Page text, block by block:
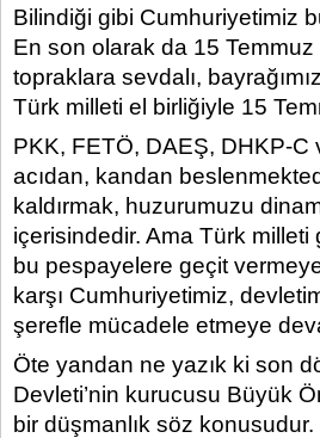
Bilindiği gibi Cumhuriyetimiz
En son olarak da 15 Temmuz
topraklara sevdalı,
Türk milleti el birliğiyle 15
PKK, FETÖ, DAEŞ, DHKP-C
acıdan, kandan
kaldırmak, huzurumuzu
içerisindedir. Ama Türk
bu pespayelere geçit
karşı Cumhuriyetimiz,
şerefle mücadele etmeye
Öte yandan ne yazık ki son
Devleti’nin kurucusu Büyük
bir düşmanlık söz